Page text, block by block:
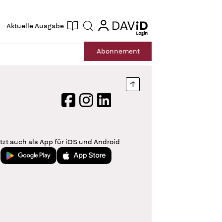
Aktuelle Ausgabe Suche login
login
Abonnement
Nach oben springen
FacebookInstagram
LinkedIn
auch als App für iOS und Android
Jetzt bei Google PlayLaden im App Store